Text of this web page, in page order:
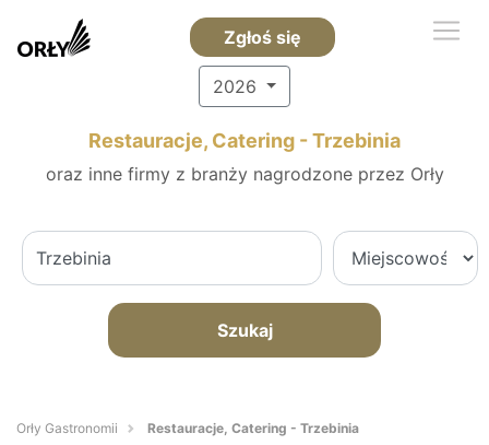
Zgłoś się
2026
Restauracje, Catering - Trzebinia
oraz inne firmy z branży nagrodzone przez Orły
Szukaj
Orły Gastronomii Restauracje, Catering - Trzebinia